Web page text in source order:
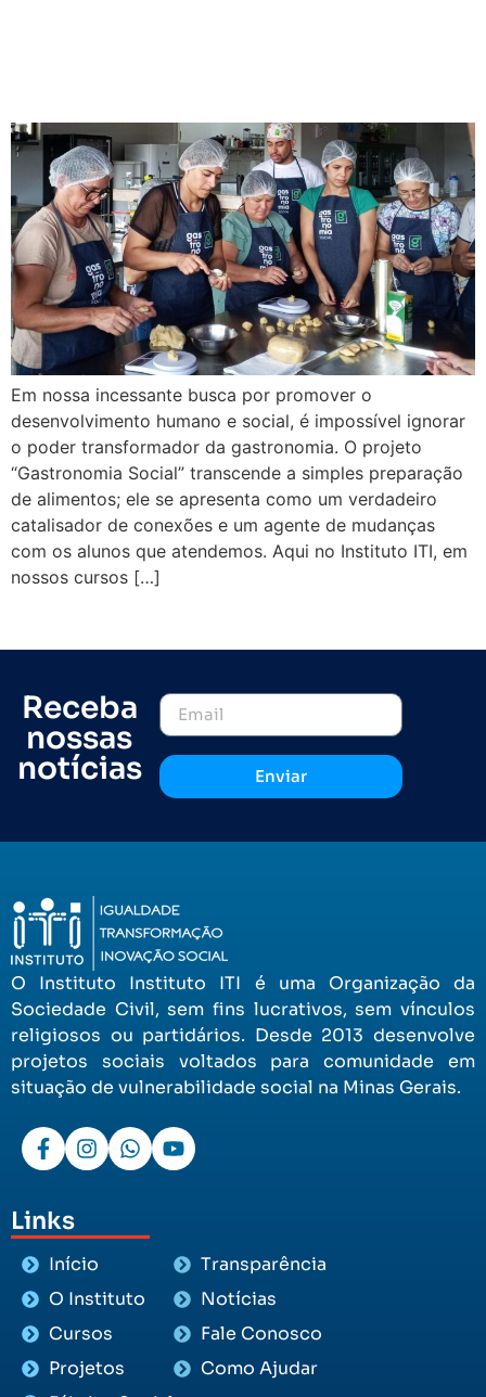
Em nossa incessante busca por promover o
desenvolvimento humano e social, é impossível ignorar
o poder transformador da gastronomia. O projeto
“Gastronomia Social” transcende a simples preparação
de alimentos; ele se apresenta como um verdadeiro
catalisador de conexões e um agente de mudanças
com os alunos que atendemos. Aqui no Instituto ITI, em
nossos cursos […]
Receba
nossas
notícias
Enviar
O Instituto Instituto ITI é uma Organização da
Sociedade Civil, sem fins lucrativos, sem vínculos
religiosos ou partidários. Desde 2013 desenvolve
projetos sociais voltados para comunidade em
situação de vulnerabilidade social na Minas Gerais.
Links
Início
O Instituto
Cursos
Projetos
Transparência
Notícias
Fale Conosco
Como Ajudar